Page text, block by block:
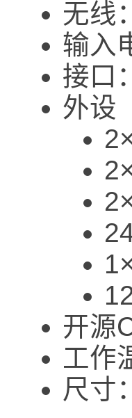
无线
输入
接口
外设
开源
工作
尺寸